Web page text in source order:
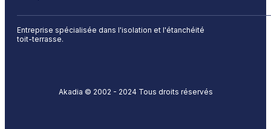
Entreprise spécialisée dans l'isolation et l'étanchéité
toit-terrasse.
Akadia © 2002 - 2024 Tous droits réservés